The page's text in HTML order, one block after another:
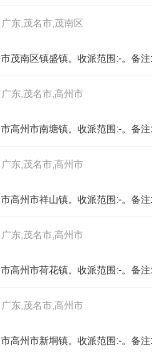
广东,茂名市,茂南区
市茂南区镇盛镇。收派范围:-。备
广东,茂名市,高州市
市高州市南塘镇。收派范围:-。备
广东,茂名市,高州市
市高州市祥山镇。收派范围:-。备
广东,茂名市,高州市
市高州市荷花镇。收派范围:-。备
广东,茂名市,高州市
市高州市新垌镇。收派范围:-。备